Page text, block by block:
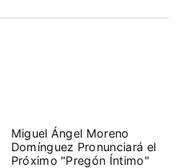
Miguel Ángel Moreno
Domínguez Pronunciará el
Próximo "Pregón Íntimo"